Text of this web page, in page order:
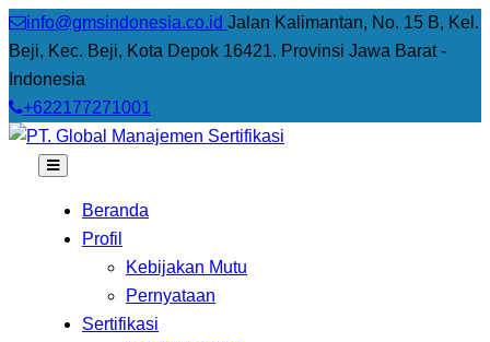
info@gmsindonesia.co.id Jalan Kalimantan, No. 15 B, Kel.
Beji, Kec. Beji, Kota Depok 16421. Provinsi Jawa Barat -
Indonesia
+622177271001
Beranda
Profil
Kebijakan Mutu
Pernyataan
Sertifikasi